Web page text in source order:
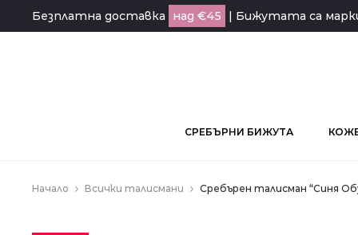
Безплатна доставка над €45 | Бижутата са
СРЕБЪРНИ БИЖУТА
Начало Всички талисмани Сребърен талисман “Синя